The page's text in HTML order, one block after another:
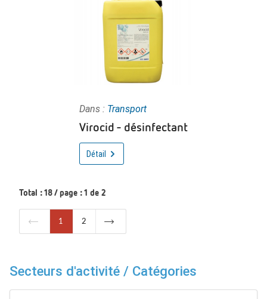
Dans : Transport
Virocid - désinfectant
Détail
Total : 18 / page : 1 de 2
1 2
Secteurs d'activité / Catégories